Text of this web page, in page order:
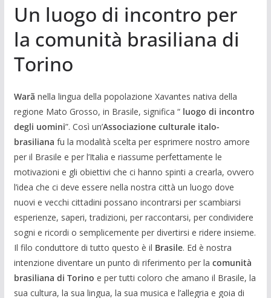
Un luogo di incontro per
la comunità brasiliana di
Torino
Warã nella lingua della popolazione Xavantes nativa della
regione Mato Grosso, in Brasile, significa “ luogo di incontro
degli uomini”. Così un’Associazione culturale italo-
brasiliana fu la modalità scelta per esprimere nostro amore
per il Brasile e per l’Italia e riassume perfettamente le
motivazioni e gli obiettivi che ci hanno spinti a crearla, ovvero
l’idea che ci deve essere nella nostra città un luogo dove
nuovi e vecchi cittadini possano incontrarsi per scambiarsi
esperienze, saperi, tradizioni, per raccontarsi, per condividere
sogni e ricordi o semplicemente per divertirsi e ridere insieme.
Il filo conduttore di tutto questo è il Brasile. Ed è nostra
intenzione diventare un punto di riferimento per la comunità
brasiliana di Torino e per tutti coloro che amano il Brasile, la
sua cultura, la sua lingua, la sua musica e l’allegria e goia di